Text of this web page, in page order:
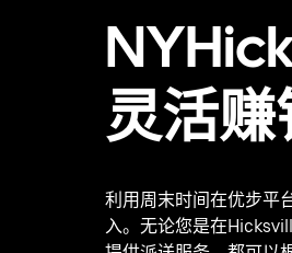
灵活
利用周末时间在优步平
入。无论您是在